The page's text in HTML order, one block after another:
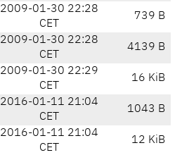
2009-01-30 22:28
CET
739 B
2009-01-30 22:28
CET
4139 B
2009-01-30 22:29
CET
16 KiB
2016-01-11 21:04
CET
1043 B
2016-01-11 21:04
CET
12 KiB